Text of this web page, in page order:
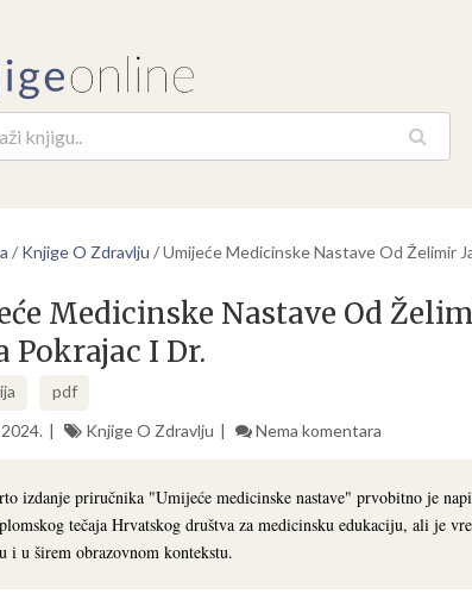
/ Knjige O Zdravlju /Umijeće Medicinske Nastave Od Želimir
Medicinske Nastave Od
Pokrajac I Dr.
pdf
Knjige O Zdravlju Nema komentara
izdanje priručnika "Umijeće medicinske nastave" prvobitno je
tečaja Hrvatskog društva za medicinsku edukaciju, ali je
i u širem obrazovnom kontekstu.